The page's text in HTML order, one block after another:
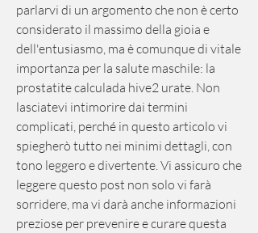
parlarvi di un argomento che non è certo
considerato il massimo della gioia e
dell'entusiasmo, ma è comunque di vitale
importanza per la salute maschile: la
prostatite calculada hive2 urate. Non
lasciatevi intimorire dai termini
complicati, perché in questo articolo vi
spiegherò tutto nei minimi dettagli, con
tono leggero e divertente. Vi assicuro che
leggere questo post non solo vi farà
sorridere, ma vi darà anche informazioni
preziose per prevenire e curare questa